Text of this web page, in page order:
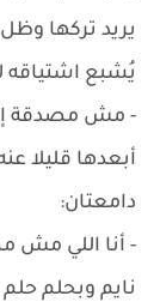
يريد تركها
يُشبع اشتياقه
- مش مصدقة
أبعدها قليلا
دامعتان:
- أنا اللي مش
نايم وبحلم